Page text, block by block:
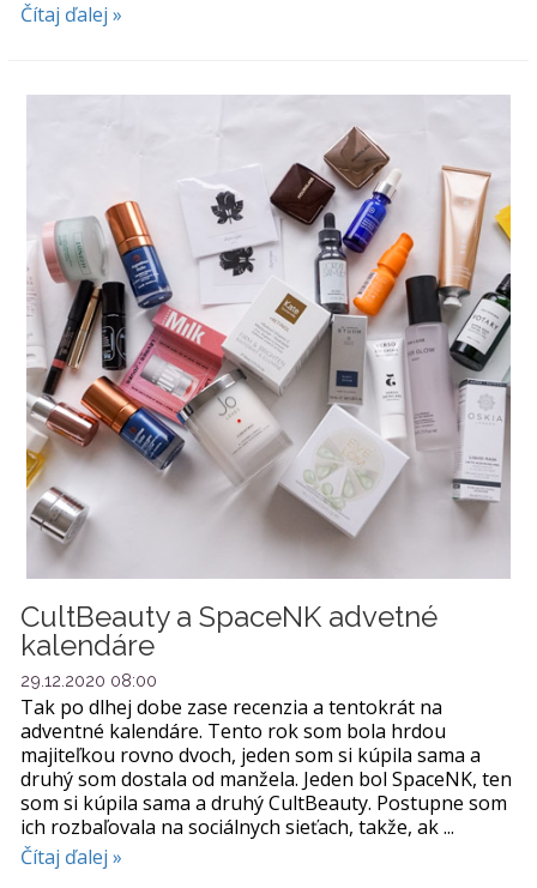
Čítaj ďalej »
CultBeauty a SpaceNK advetné
kalendáre
29.12.2020 08:00
Tak po dlhej dobe zase recenzia a tentokrát na
adventné kalendáre. Tento rok som bola hrdou
majiteľkou rovno dvoch, jeden som si kúpila sama a
druhý som dostala od manžela. Jeden bol SpaceNK, ten
som si kúpila sama a druhý CultBeauty. Postupne som
ich rozbaľovala na sociálnych sieťach, takže, ak ...
Čítaj ďalej »